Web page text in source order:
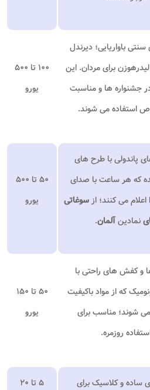
باواریایی؛ دیرندل
برای مردان. این
جشنواره ها و مناسبت
استفاده می شوند.
۱۰۰ تا ۵۰۰
یورو
پاندولی با طرح های
که هر ساعت با صدای
اعلام می کنند؛ ازسوغاتی
نمادینآلمان.
۵۰ تا ۵۰۰
یورو
و کفش های راحتی با
که از مواد باکیفیت
شوند؛ مناسب برای
روزمره.
۵۰ تا ۱۵۰
یورو
ساده و کلاسیک برای
۵ تا ۲۰